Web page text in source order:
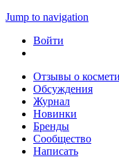
Jump to navigation
Войти
Отзывы о
Обсуждения
Журнал
Новинки
Бренды
Сообщество
Написать